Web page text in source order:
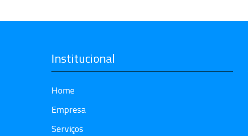
Institucional
Home
Empresa
Serviços